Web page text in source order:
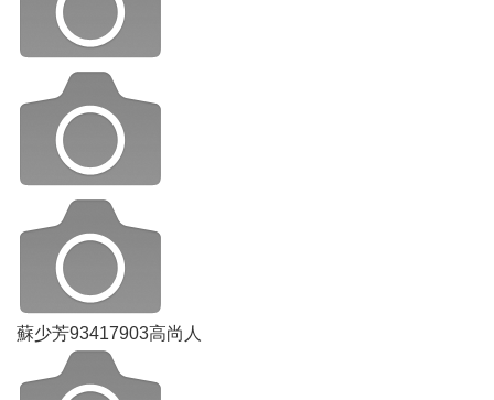
蘇少芳93417903高尚人